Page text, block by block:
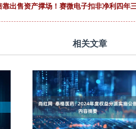
出售资产撑场！赛微电子扣非净利四年
相关文章